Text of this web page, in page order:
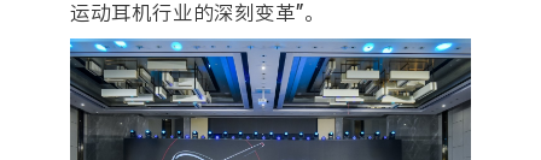
运动耳机行业的深刻变革”。